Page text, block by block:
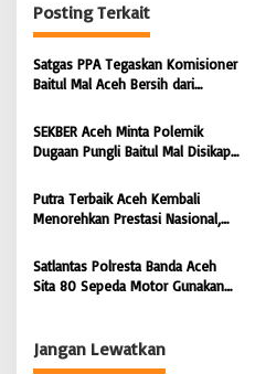
a
s
i
o
Posting Terkait
Satgas PPA Tegaskan Komisioner
Baitul Mal Aceh Bersih dari
Masyarakat Diminta Hentikan
Penyebaran Hoaks | BONGKAR
‘Perkara.com
SEKBER Aceh Minta Polemik
Dugaan Pungli Baitul Mal Disikapi
Hukum terhadap Oknum |
BONGKAR ‘Perkara.com
Putra Terbaik Aceh Kembali
Menorehkan Prestasi Nasional,
Dipromosikan Menjadi
Koordinator JAM Pidum
Kejaksaan Agung RI |
Satlantas Polresta Banda Aceh
Sita 80 Sepeda Motor Gunakan
Jangan Lewatkan